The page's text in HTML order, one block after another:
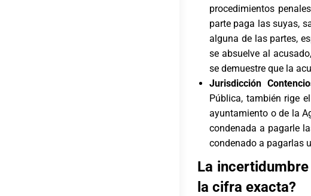
procedimientos
parte paga las suyas,
alguna de las partes,
se absuelve al
se demuestre que la
Jurisdicción
Pública, también rige
ayuntamiento o de la
condenada a pagarle
condenado a pagarlas
La
la cifra exacta?